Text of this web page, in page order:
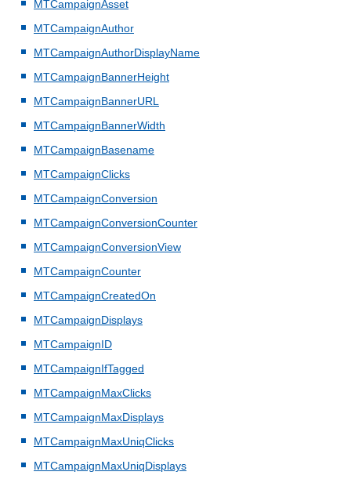
MTCampaignAsset
MTCampaignAuthor
MTCampaignAuthorDisplayName
MTCampaignBannerHeight
MTCampaignBannerURL
MTCampaignBannerWidth
MTCampaignBasename
MTCampaignClicks
MTCampaignConversion
MTCampaignConversionCounter
MTCampaignConversionView
MTCampaignCounter
MTCampaignCreatedOn
MTCampaignDisplays
MTCampaignID
MTCampaignIfTagged
MTCampaignMaxClicks
MTCampaignMaxDisplays
MTCampaignMaxUniqClicks
MTCampaignMaxUniqDisplays